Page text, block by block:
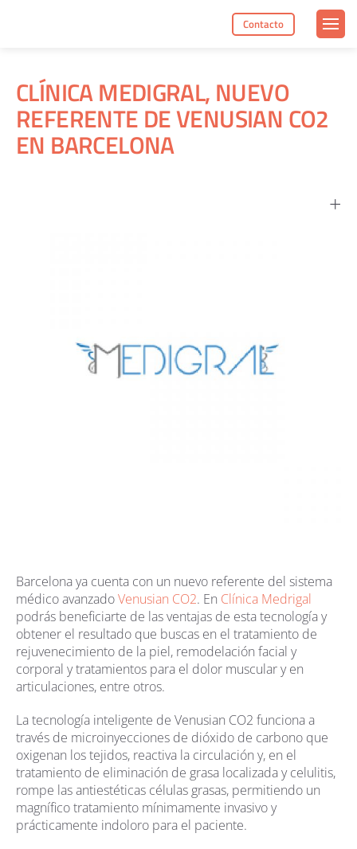
Contacto
CLÍNICA MEDIGRAL, NUEVO
REFERENTE DE VENUSIAN CO2
EN BARCELONA
Barcelona ya cuenta con un nuevo referente del sistema
médico avanzadoVenusian CO2. En Clínica Medrigal
podrás beneficiarte de las ventajas de esta tecnología y
obtener el resultado que buscas en el tratamiento de
rejuvenecimiento de la piel, remodelación facial y
corporal y tratamientos para el dolor muscular y en
articulaciones, entre otros.
La tecnología inteligente de Venusian CO2 funciona a
través de microinyecciones de dióxido de carbono que
oxigenan los tejidos, reactiva la circulación y, en el
tratamiento de eliminación de grasa localizada y celulitis,
rompe las antiestéticas células grasas, permitiendo un
magnífico tratamiento mínimamente invasivo y
prácticamente indoloro para el paciente.